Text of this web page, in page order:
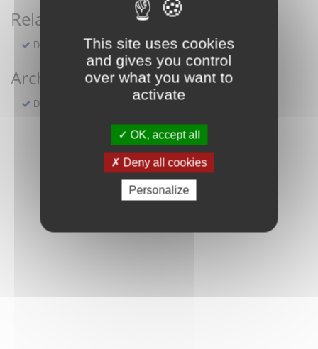
This site uses cookies
and gives you control
over what you want to
activate
OK, accept all
Deny all cookies
Personalize
Relations publiques
Demande de réservation d'une salle municipale
Archives
Demande en ligne d'actes compris entre 1598 et 1922